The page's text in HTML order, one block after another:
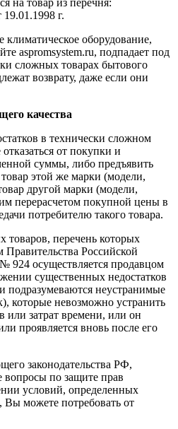
на товар из перечня:
г.
оборудование,
aspromsystem.ru, подпадает под
сложных товарах бытового
возврату, даже если они
качества
в технически сложном
от покупки и
суммы, либо предъявить
этой же марки (модели,
другой марки (модели,
перерасчетом покупной цены в
потребителю такого товара.
товаров, перечень которых
Российской
924 осуществляется продавцом
существенных недостатков
подразумеваются неустранимые
которые невозможно устранить
или затрат времени, или он
проявляется вновь после его
законодательства РФ,
вопросы по защите прав
условий, определенных
Вы можете потребовать от